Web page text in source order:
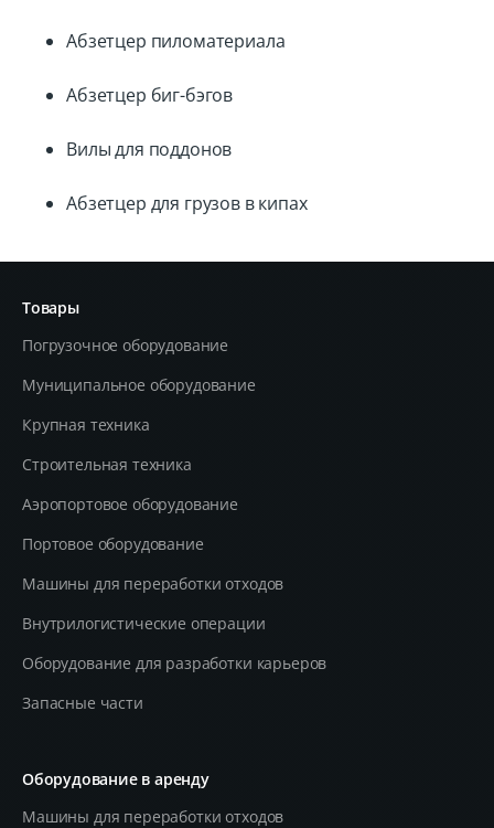
Абзетцер пиломатериала
Абзетцер биг-бэгов
Вилы для поддонов
Абзетцер для грузов в кипах
Товары
Погрузочное оборудование
Муниципальное оборудование
Крупная техника
Строительная техника
Aэропортовое оборудование
Портовое оборудование
Машины для переработки отходов
Внутрилогистические операции
Оборудование для разработки карьеров
Запасные части
Оборудование в аренду
Машины для переработки отходов